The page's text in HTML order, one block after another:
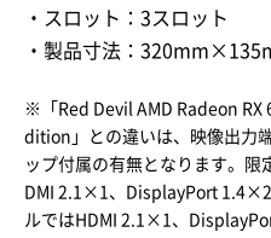
・スロット：3スロット
・製品寸法：
※「Red Devil AMD Radeon RX
dition」との違いは、映像出力
ップ付属の有無となります。限
DMI 2.1×1、DisplayPort
ルではHDMI 2.1×1、